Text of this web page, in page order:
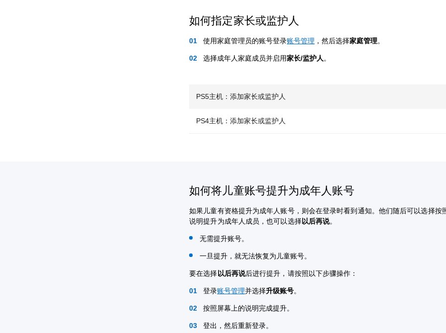
如何指定家长或监护人
使用家庭管理员的账号登录账号管理 ，然后选择家庭管理。
选择成年人家庭成员并启用家长/监护人 。
PS5主机：添加家长或监护人
PS4主机：添加家长或监护人
如何将儿童账号提升为成年人账号
如果儿童有资格提升为成年人账号，则会在登录时看到通知。他们随后可以选择按
说明提升为成年人成员，也可以选择以后再说。
无需提升账号。
一旦提升，就无法恢复为儿童账号。
要在选择 以后再说后进行提升，请按照以下步骤操作：
登录账号管理并选择升级账号。
按照屏幕上的说明完成提升。
登出，然后重新登录。